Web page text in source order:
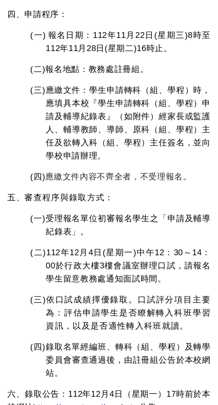
四、申請程序：
(一) 報名日期： 112年11 月 22 日 (星期三)8時至
112年11月28 日 (星期二)16時止。
(二)報名地點：教務處註冊組。
(三)應繳文件：學生申請轉科（組、學程）時，
應填具本校『學生申請轉科（組、學程）申
請及輔導紀錄表』（如附件）經家長或監護
人、輔導教師、導師、原科（組、學程）主
任及欲轉入科（組、學程）主任簽名，並向
學校申請辦理。
(四)應繳文件內容不齊全者，不受理報名。
五、審查程序與錄取方式 ：
(一)受理報名單位初審報名學生之「申請及輔導
紀錄表」。
(二)112年12 月 4 日 (星期一)中午12 ： 30 ～ 14 ：
00於行政大樓3樓會議室辦理口試，請報名
學生留意教務處通知面試時間。
(三)依口試成績擇優錄取。口試評分項目主要
為：評估申請學生是否瞭解轉入科班學習
資訊，以及是否適性轉入科班就讀。
(四)錄取名單經編班、轉科（組、學程）及轉學
委員會審查通過後，由註冊組公告於本校網
站。
六、錄取公告： 112年12 月 4 日（星期一） 17時前於本